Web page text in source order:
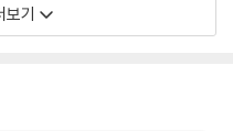
세히 살펴보기
기능을 직접 활용하며 여러 소
라면 책을 따라 그리며 그동안
기